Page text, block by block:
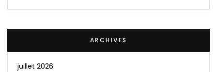
ARCHIVES
juillet 2026